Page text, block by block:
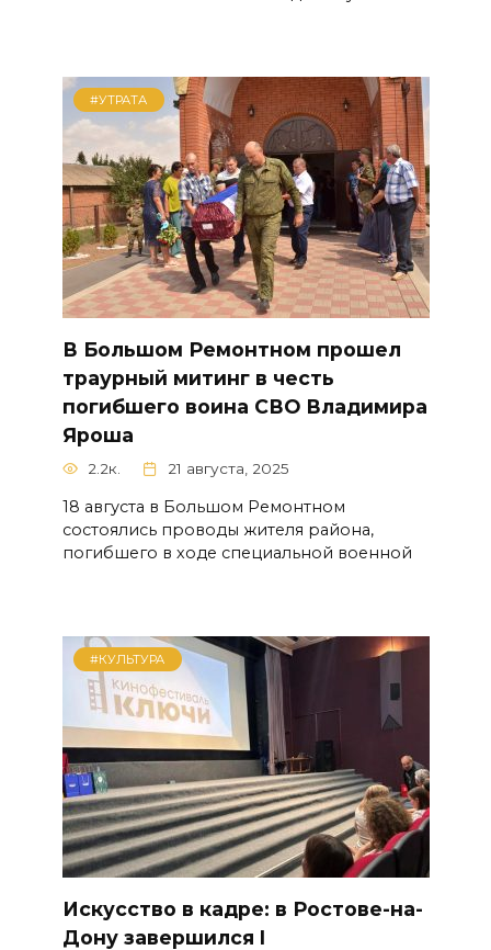
#УТРАТА
В Большом Ремонтном прошел
траурный митинг в честь
погибшего воина СВО Владимира
Яроша
2.2к. 21 августа, 2025
18 августа в Большом Ремонтном
состоялись проводы жителя района,
погибшего в ходе специальной военной
#КУЛЬТУРА
Искусство в кадре: в Ростове-на-
Дону завершился I